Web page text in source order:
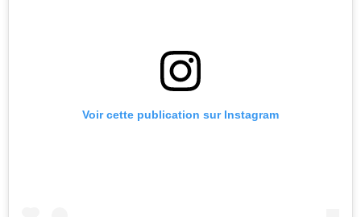
Voir cette publication sur Instagram